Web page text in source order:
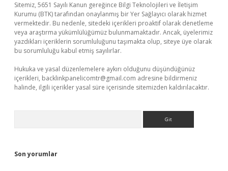
Sitemiz, 5651 Sayılı Kanun gereğince Bilgi Teknolojileri ve İletişim
Kurumu (BTK) tarafından onaylanmış bir Yer Sağlayıcı olarak hizmet
vermektedir. Bu nedenle, sitedeki içerikleri proaktif olarak denetleme
veya araştırma yükümlülüğümüz bulunmamaktadır. Ancak, üyelerimiz
yazdıkları içeriklerin sorumluluğunu taşımakta olup, siteye üye olarak
bu sorumluluğu kabul etmiş sayılırlar.
Hukuka ve yasal düzenlemelere aykırı olduğunu düşündüğünüz
içerikleri, backlinkpanelicomtr@gmail.com adresine bildirmeniz
halinde, ilgili içerikler yasal süre içerisinde sitemizden kaldırılacaktır.
Son yorumlar